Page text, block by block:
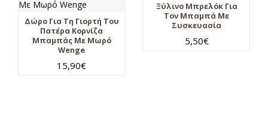
Δώρο Για Τη Γιορτή Του
Πατέρα Κορνίζα
Μπαμπάς Με Μωρό
Wenge
15,90€
Ξύλινο Μπρελόκ Για
Τον Μπαμπά Με
Συσκευασία
5,50€